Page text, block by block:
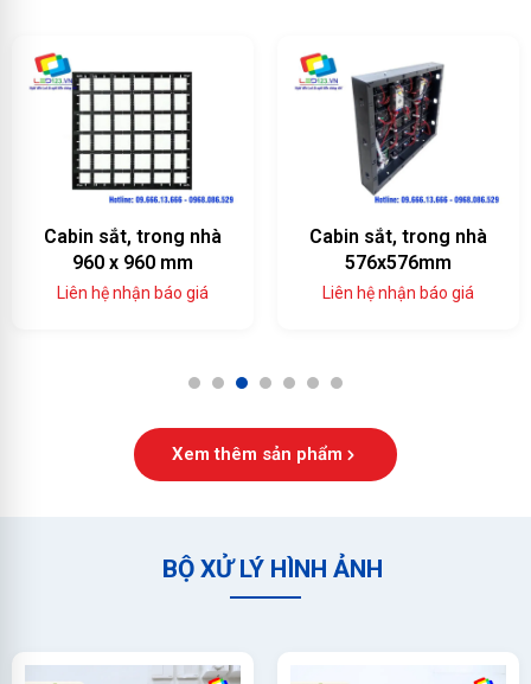
Cabin sắt, trong nhà
960 x 960 mm
Liên hệ nhận báo giá
Cabin sắt, trong nhà
576x576mm
Liên hệ nhận báo giá
1 2 3 4 5 6 7
Xem thêm sản phẩm
BỘ XỬ LÝ HÌNH ẢNH